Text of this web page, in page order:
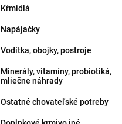
Kŕmidlá
Napájačky
Vodítka, obojky, postroje
Minerály, vitamíny, probiotiká,
mliečne náhrady
Ostatné chovateľské potreby